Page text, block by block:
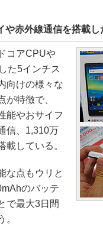
や赤外線通信を搭載
コアCPUや
た5インチス
向けの様々な
が特徴で、
能やおサイフ
信、1,310万
載している。
な点もウリと
のバッテ
で最大3日間
。